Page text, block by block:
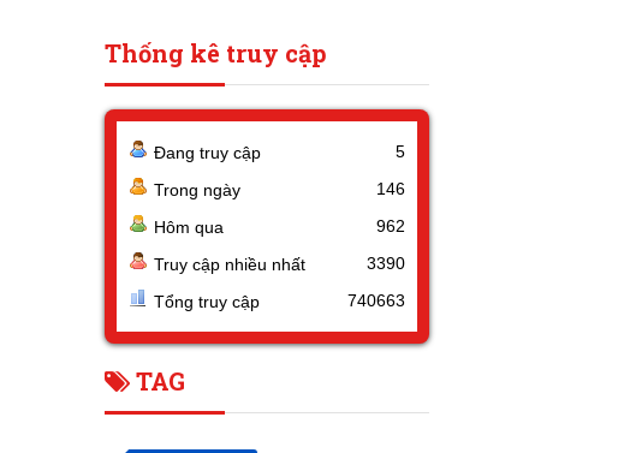
Thống kê truy cập
Đang truy cập
5
Trong ngày
146
Hôm qua
962
Truy cập nhiều nhất
3390
Tổng truy cập
740663
TAG